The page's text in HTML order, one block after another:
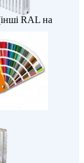
RAL на